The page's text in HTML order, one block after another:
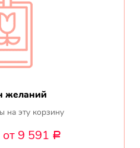
желаний
на эту корзину
от 9 591 Р